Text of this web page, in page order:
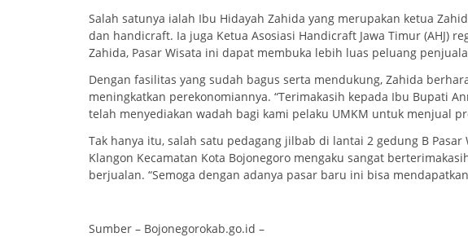
Salah satunya ialah Ibu Hidayah Zahida yang merupakan ketua
dan handicraft. Ia juga Ketua Asosiasi Handicraft Jawa Timur (AHJ)
Zahida, Pasar Wisata ini dapat membuka lebih luas peluang
Dengan fasilitas yang sudah bagus serta mendukung, Zahida
meningkatkan perekonomiannya. “Terimakasih kepada Ibu Bupati
telah menyediakan wadah bagi kami pelaku UMKM untuk menjual
Tak hanya itu, salah satu pedagang jilbab di lantai 2 gedung B
Klangon Kecamatan Kota Bojonegoro mengaku sangat
berjualan. “Semoga dengan adanya pasar baru ini bisa
Sumber – Bojonegorokab.go.id –